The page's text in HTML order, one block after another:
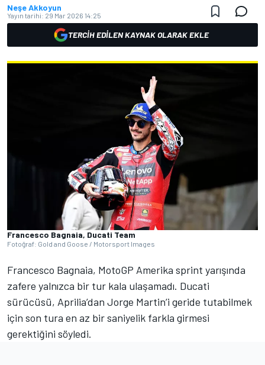
Neşe Akkoyun
Yayın tarihi: 29 Mar 2026 14:25
TERCIH EDILEN KAYNAK OLARAK EKLE
Francesco Bagnaia, Ducati Team
Fotoğraf: Gold and Goose / Motorsport Images
Francesco Bagnaia, MotoGP Amerika sprint yarışında
zafere yalnızca bir tur kala ulaşamadı. Ducati
sürücüsü, Aprilia’dan Jorge Martin’i geride tutabilmek
için son tura en az bir saniyelik farkla girmesi
gerektiğini söyledi.